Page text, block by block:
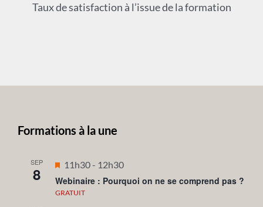
Taux de satisfaction à l’issue de la formation
Formations à la une
SEP
8
Mis
en
avant
11h30- 12h30
Webinaire : Pourquoi on ne se comprend pas ?
GRATUIT